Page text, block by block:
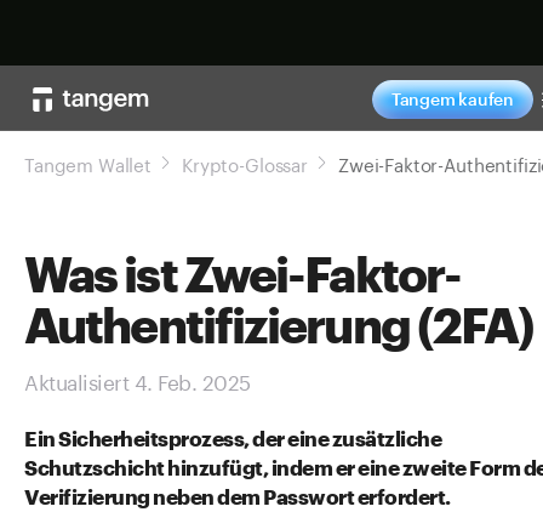
Tangem kaufen
Tangem Wallet Krypto-Glossar
Was ist Zwei-Faktor-
Authentifizierung (2FA)
Aktualisiert 4. Feb. 2025
Ein Sicherheitsprozess, der eine zusätzliche
Schutzschicht hinzufügt, indem er eine zweite Form
Verifizierung neben dem Passwort erfordert.